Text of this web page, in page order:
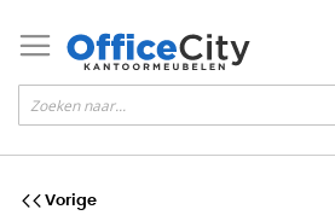
Vorige